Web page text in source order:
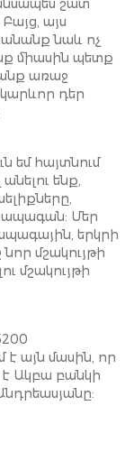
շատ
այս
նաև ոչ
միասին պետք
առաջ
կարևոր դեր
եմ հայտնում
ենք,
ապագան: Մեր
երկրի
մշակույթի
մշակույթի
է այն մասին, որ
է Ակբա բանկի